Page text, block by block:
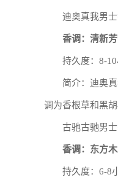
迪奥真我男士
香调：清新
持久度：8-
简介：迪奥
调为香根草和黑
古驰古驰男士
香调：东方
持久度：6-8